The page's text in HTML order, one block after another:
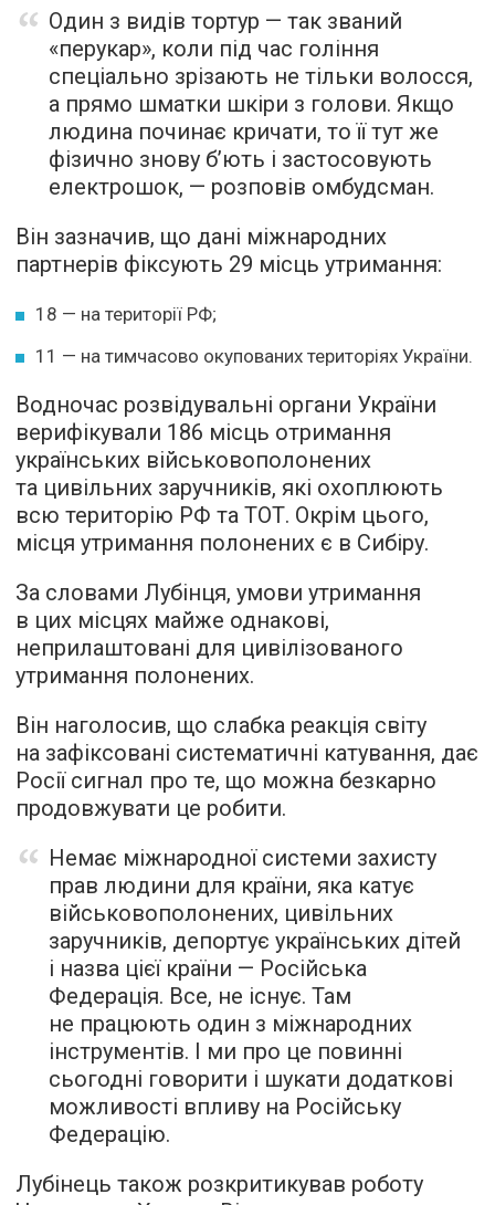
Один з видів тортур — так званий
«перукар», коли під час гоління
спеціально зрізають не тільки волосся,
а прямо шматки шкіри з голови. Якщо
людина починає кричати, то її тут же
фізично знову б’ють і застосовують
електрошок, — розповів омбудсман.
Він зазначив, що дані міжнародних
партнерів фіксують 29 місць утримання:
18 — на території РФ;
11 — на тимчасово окупованих територіях України.
Водночас розвідувальні органи України
верифікували 186 місць отримання
українських військовополонених
та цивільних заручників, які охоплюють
всю територію РФ та ТОТ. Окрім цього,
місця утримання полонених є в Сибіру.
За словами Лубінця, умови утримання
в цих місцях майже однакові,
неприлаштовані для цивілізованого
утримання полонених.
Він наголосив, що слабка реакція світу
на зафіксовані систематичні катування, дає
Росії сигнал про те, що можна безкарно
продовжувати це робити.
Немає міжнародної системи захисту
прав людини для країни, яка катує
військовополонених, цивільних
заручників, депортує українських дітей
і назва цієї країни — Російська
Федерація. Все, не існує. Там
не працюють один з міжнародних
інструментів. І ми про це повинні
сьогодні говорити і шукати додаткові
можливості впливу на Російську
Федерацію.
Лубінець також розкритикував роботу